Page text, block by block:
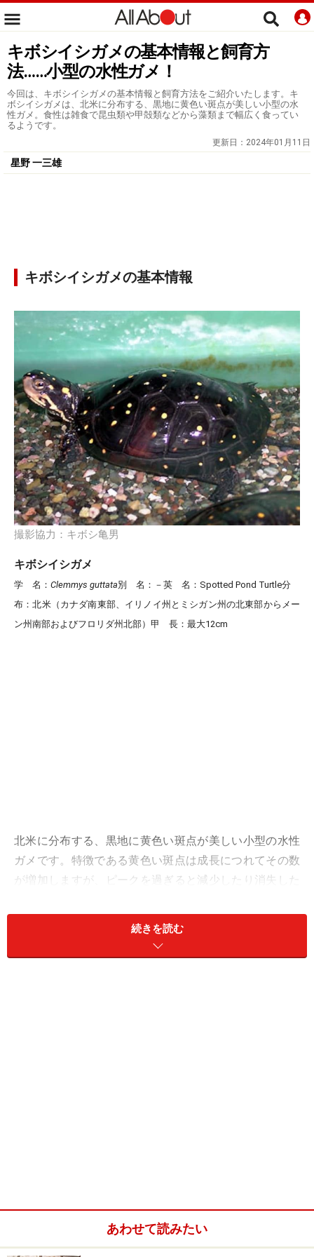
キボシイシガメの基本情報と飼育方
法……小型の水性ガメ！
今回は、キボシイシガメの基本情報と飼育方法をご紹介いたします。キ
ボシイシガメは、北米に分布する、黒地に黄色い斑点が美しい小型の水
性ガメ。食性は雑食で昆虫類や甲殻類などから藻類まで幅広く食ってい
るようです。
更新日： 2024年01月11日
星野 一三雄
キボシイシガメの基本情報
撮影協力：キボシ亀男
キボシイシガメ
学 名 ： Clemmys guttata別 名 ：－ 英 名 ：Spotted Pond Turtle分
布 ：北米（カナダ南東部、イリノイ州とミシガン州の北東部からメー
ン州南部およびフロリダ州北部） 甲 長 ：最大12cm
北米に分布する、黒地に黄色い斑点が美しい小型の水性
ガメです。特徴である黄色い斑点は成長につれてその数
が増加しますが、ピークを過ぎると減少したり消失した
自然下では浅い水場を好み、湿地や森、平原に囲まれた
続きを読む
あわせて読みたい